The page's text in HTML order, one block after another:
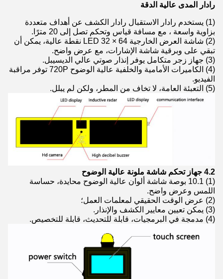
رادار المدى عالية الدقة
(1) يستخدم رادار الاستقبال رادار الكشف عن أهداف متعددة
بزاوية واسعة ، مع مسافة قياس وتحكم تصل إلى 20 مترًا.
(2) شاشة العرض الخارجية LED 32 × 64 نقطة عالية، يمكن أن
تبقي على وبرقية شاشة الإشارات، مع عرض واضح.
(3) جهاز زجر متكامل يوفر إنذار صوتي عالي الديسيبل.
(4) الكاميرات الأمامية والخلفية عالية الوضوح 720P توفر مراقبة
الفيديو.
(5) التعبئة العامة، لا تخاف من المطر، ولكن لم يبلل.
4.2 جهاز تحكم شاشة ملونة عالية الوضوح
(1) 10.1 بوصة شاشة ألوان عالية الوضوح محايدة، حساسة
اللمس وعرض واضح.
(2) عرض الوقت الحقيقي لمعلمات العمل؛
(3) يمكن تعيين معايير الكشف والإنذار.
(4) مدمجة في البرمجيات، قابلة للتحديث، قابلة للتخصيص.